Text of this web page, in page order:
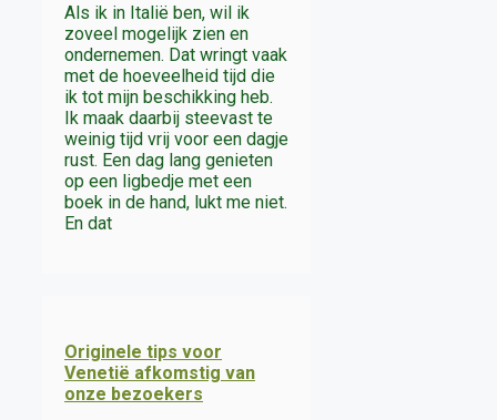
Als ik in Italië ben, wil ik
zoveel mogelijk zien en
ondernemen. Dat wringt vaak
met de hoeveelheid tijd die
ik tot mijn beschikking heb.
Ik maak daarbij steevast te
weinig tijd vrij voor een dagje
rust. Een dag lang genieten
op een ligbedje met een
boek in de hand, lukt me niet.
En dat
Originele tips voor
Venetië afkomstig van
onze bezoekers